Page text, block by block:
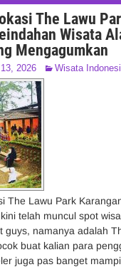
The Lawu
Wisata
Mengagumkan
2026 Wisata
The Lawu Park
telah muncul spot
guys, namanya adalah
buat kalian para
juga pas banget